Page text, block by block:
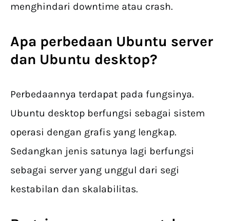
menghindari downtime atau crash.
Apa perbedaan Ubuntu server
dan Ubuntu desktop?
Perbedaannya terdapat pada fungsinya.
Ubuntu desktop berfungsi sebagai sistem
operasi dengan grafis yang lengkap.
Sedangkan jenis satunya lagi berfungsi
sebagai server yang unggul dari segi
kestabilan dan skalabilitas.